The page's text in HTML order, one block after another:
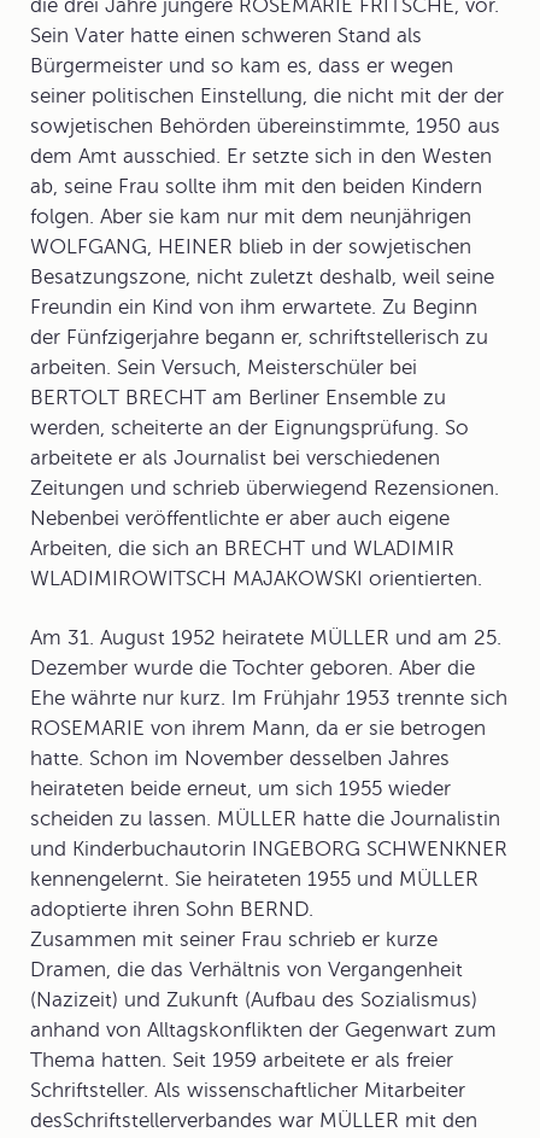
die drei Jahre jüngere ROSEMARIE FRITSCHE, vor.
Sein Vater hatte einen schweren Stand als
Bürgermeister und so kam es, dass er wegen
seiner politischen Einstellung, die nicht mit der der
sowjetischen Behörden übereinstimmte, 1950 aus
dem Amt ausschied. Er setzte sich in den Westen
ab, seine Frau sollte ihm mit den beiden Kindern
folgen. Aber sie kam nur mit dem neunjährigen
WOLFGANG, HEINER blieb in der sowjetischen
Besatzungszone, nicht zuletzt deshalb, weil seine
Freundin ein Kind von ihm erwartete. Zu Beginn
der Fünfzigerjahre begann er, schriftstellerisch zu
arbeiten. Sein Versuch, Meisterschüler bei
BERTOLT BRECHT am Berliner Ensemble zu
werden, scheiterte an der Eignungsprüfung. So
arbeitete er als Journalist bei verschiedenen
Zeitungen und schrieb überwiegend Rezensionen.
Nebenbei veröffentlichte er aber auch eigene
Arbeiten, die sich an BRECHT und WLADIMIR
WLADIMIROWITSCH MAJAKOWSKI orientierten.
Am 31. August 1952 heiratete MÜLLER und am 25.
Dezember wurde die Tochter geboren. Aber die
Ehe währte nur kurz. Im Frühjahr 1953 trennte sich
ROSEMARIE von ihrem Mann, da er sie betrogen
hatte. Schon im November desselben Jahres
heirateten beide erneut, um sich 1955 wieder
scheiden zu lassen. MÜLLER hatte die Journalistin
und Kinderbuchautorin INGEBORG SCHWENKNER
kennengelernt. Sie heirateten 1955 und MÜLLER
adoptierte ihren Sohn BERND.
Zusammen mit seiner Frau schrieb er kurze
Dramen, die das Verhältnis von Vergangenheit
(Nazizeit) und Zukunft (Aufbau des Sozialismus)
anhand von Alltagskonflikten der Gegenwart zum
Thema hatten. Seit 1959 arbeitete er als freier
Schriftsteller. Als wissenschaftlicher Mitarbeiter
desSchriftstellerverbandes war MÜLLER mit den